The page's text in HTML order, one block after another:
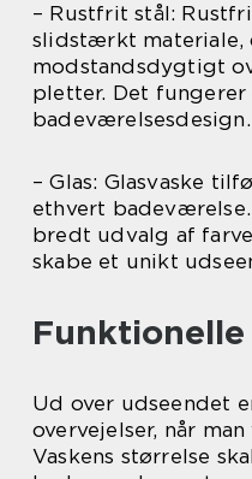
– Rustfrit stål:
slidstærkt materiale,
modstandsdygtigt
pletter. Det
badeværelsesdesign.
– Glas: Glasvaske
ethvert
bredt udvalg af
skabe et unikt
Ud over udseendet
overvejelser, når
Vaskens størrelse